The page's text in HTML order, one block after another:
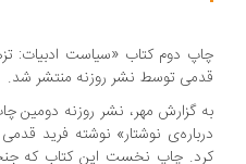
چاپ دوم کتاب «سیاست ادبیات:
قدمی توسط نشر روزنه منتشر شد.
به گزارش مهر، نشر روزنه دومین
کرد. چاپ نخست این کتاب که